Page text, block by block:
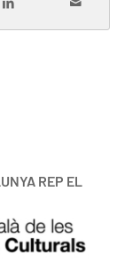
REP EL